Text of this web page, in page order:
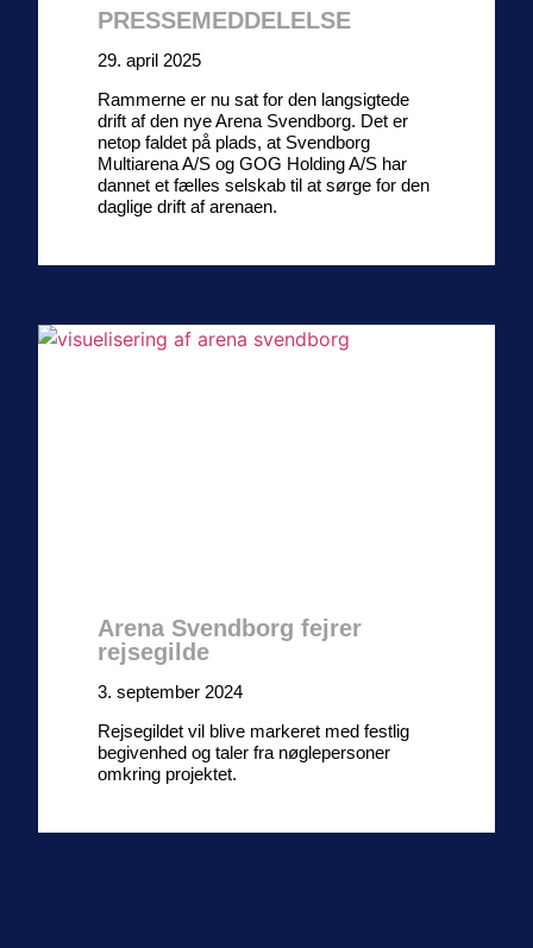
PRESSEMEDDELELSE
29. april 2025
Rammerne er nu sat for den langsigtede
drift af den nye Arena Svendborg. Det er
netop faldet på plads, at Svendborg
Multiarena A/S og GOG Holding A/S har
dannet et fælles selskab til at sørge for den
daglige drift af arenaen.
Arena Svendborg fejrer
rejsegilde
3. september 2024
Rejsegildet vil blive markeret med festlig
begivenhed og taler fra nøglepersoner
omkring projektet.